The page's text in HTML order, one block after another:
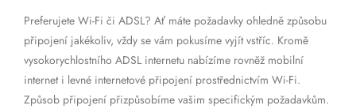
Preferujete Wi-Fi či ADSL? Ať máte požadavky ohledně způsobu
připojení jakékoliv, vždy se vám pokusíme vyjít vstříc. Kromě
vysokorychlostního ADSL internetu nabízíme rovněž mobilní
internet i levné internetové připojení prostřednictvím Wi-Fi.
Způsob připojení přizpůsobíme vašim specifickým požadavkům.